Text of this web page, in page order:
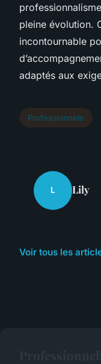
pleine évolution.
incontournable
adaptés aux
Professionnels
L Lily
Voir tous les